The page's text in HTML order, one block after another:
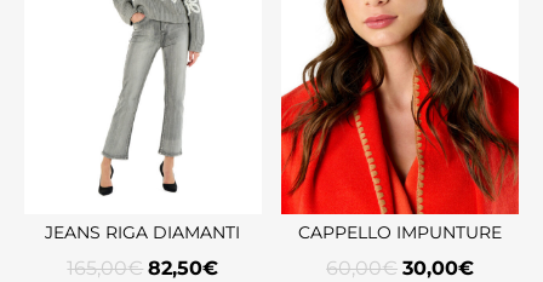
JEANS RIGA DIAMANTI
165,00€ 82,50€
CAPPELLO IMPUNTURE
60,00€ 30,00€